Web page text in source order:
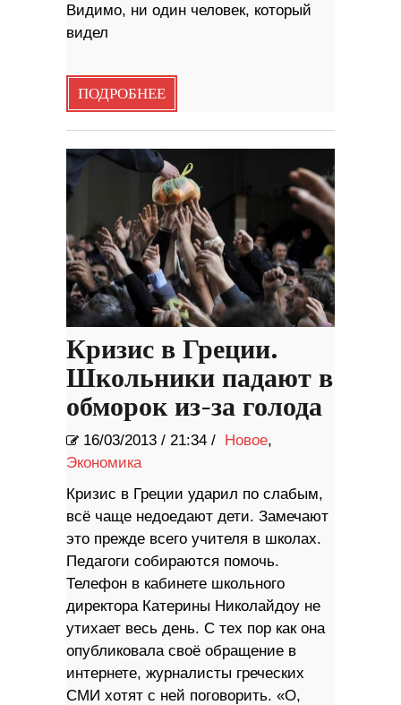
Видимо, ни один человек, который
видел
ПОДРОБНЕЕ
Кризис в Греции.
Школьники падают в
обморок из-за голода
16/03/2013 / 21:34 / Новое,
Экономика
Кризис в Греции ударил по слабым,
всё чаще недоедают дети. Замечают
это прежде всего учителя в школах.
Педагоги собираются помочь.
Телефон в кабинете школьного
директора Катерины Николайдоу не
утихает весь день. С тех пор как она
опубликовала своё обращение в
интернете, журналисты греческих
СМИ хотят с ней поговорить. «О,